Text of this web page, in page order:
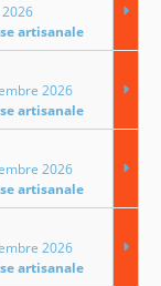
artisanale
2026
artisanale
2026
artisanale
2026
artisanale